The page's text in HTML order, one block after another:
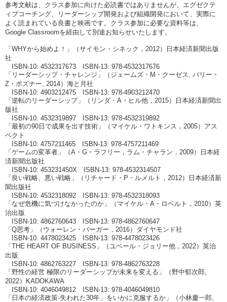
参考文献は、クラス参加に向けた必読書ではありませんが、エグゼクテ
ィブコーチング、リーダーシップ開発および組織開発において、実際に
よく読まれている良書と映画です。クラス参加に必要な資料等は、
Google Classroomを経由して別途お知らせいたします。
「WHYから始めよ！」（サイモン・シネック，2012）日本経済新聞出版
社
ISBN-10: 4532317673 ISBN-13: 978-4532317676
「リーダーシップ・チャレンジ」（ジェームズ・M・クーゼス, バリー・
Z・ポズナー, 2014）海と月社
ISBN-10: 4903212475 ISBN-13: 978-4903212470
「逆転のリーダーシップ」（リンダ・A・ヒル他，2015）日本経済新聞出
版社
ISBN-10: 4532319897 ISBN-13: 978-4532319892
「最初の90日で成果を出す技術」（マイケル・ワトキンス，2005）アス
ペクト
ISBN-10: 4757211465 ISBN-13: 978-4757211469
「ゲームの変革者」（A・G・ラフリー，ラム・チャラン，2009）日本経
済新聞出版社
ISBN-10: 453231450X ISBN-13: 978-4532314507
「良い戦略、悪い戦略」（リチャード・P・ルメルト，2012）日本経済新
聞出版社
ISBN-10: 4532318092 ISBN-13: 978-4532318093
「なぜ危機に気づけなかったのか」（マイケル・A・ロベルト，2010）英
治出版
ISBN-10: 4862760643 ISBN-13: 978-4862760647
「Q思考」（ウォーレン・バーガー，2016）ダイヤモンド社
ISBN-10: 4478023425 ISBN-13: 978-4478023426
「THE HEART OF BUSINESS」（ユベール・ジョリー他，2022）英治
出版
ISBN-10: 4862763227 ISBN-13: 978-4862763228
「野性の経営 極限のリーダーシップが未来を変える」（野中郁次郎,
2022）KADOKAWA
ISBN-10: 4046049812 ISBN-13: 978-4046049810
「日本の経済政策-失われた30年」をいかに克服するか」（小林慶一郎,